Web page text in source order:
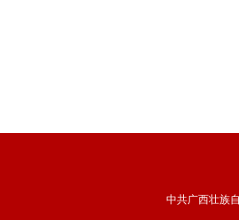
中共广西壮族